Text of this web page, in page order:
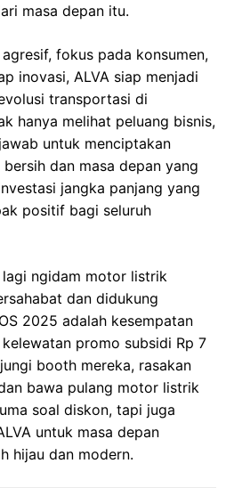
masa depan itu.
fokus pada konsumen,
inovasi, ALVA siap menjadi
transportasi di
hanya melihat peluang bisnis,
untuk menciptakan
dan masa depan yang
jangka panjang yang
positif bagi seluruh
ngidam motor listrik
dan didukung
2025 adalah kesempatan
promo subsidi Rp 7
booth mereka, rasakan
bawa pulang motor listrik
soal diskon, tapi juga
untuk masa depan
hijau dan modern.